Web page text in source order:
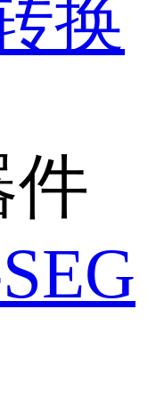
换
件